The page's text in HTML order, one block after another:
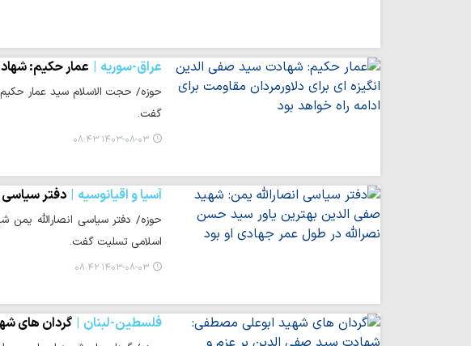
عراق-سوریه عمار حکیم:
حوزه/ حجت الاسلام سید عمار
گفت.
۱۴۰۳-۰۸-۰۳ ۰۸:۴۳
آسیا و اقیانوسیه دفتر سیاسی
حوزه/ دفتر سیاسی انصارالله
اسلامی تسلیت گفت.
۱۴۰۳-۰۸-۰۳ ۰۸:۴۲
فلسطین-لبنان گردان های